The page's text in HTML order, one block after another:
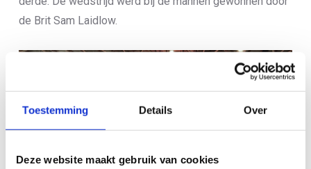
Toestemming Details Over
Deze website maakt gebruik van cookies
de Brit Sam Laidlow.